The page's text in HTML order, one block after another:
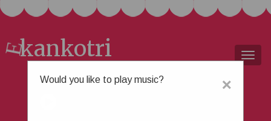
×
Would you like to play music?
Ekankotri